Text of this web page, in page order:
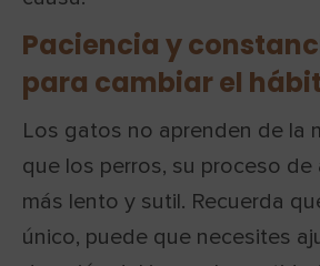
Paciencia y
para cambiar el
Los gatos no aprenden de la
que los perros, su proceso
más lento y sutil. Recuerda
único, puede que necesites